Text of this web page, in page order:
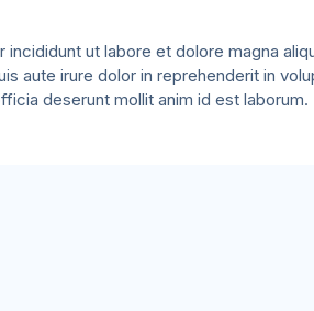
ut labore et dolore magna
aute irure dolor in reprehenderit in
deserunt mollit anim id est laborum.